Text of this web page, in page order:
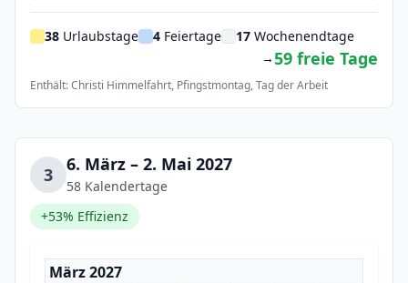
38 Urlaubstage 4 Feiertage 17 Wochenendtage
→59 freie Tage
Enthält: Christi Himmelfahrt, Pfingstmontag, Tag der Arbeit
3 6. März – 2. Mai 2027
58 Kalendertage
+53% Effizienz
März 2027